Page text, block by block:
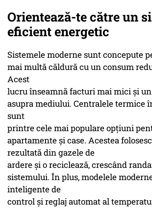
Orientează-te către un
eficient energetic
Sistemele moderne sunt concepute
mai multă căldură cu un consum
Acest
lucru înseamnă facturi mai mici și
asupra mediului. Centralele termice
sunt
printre cele mai populare opțiuni
apartamente și case. Acestea
rezultată din gazele de
ardere și o reciclează, crescând
sistemului. În plus, modelele
inteligente de
control și reglaj automat al